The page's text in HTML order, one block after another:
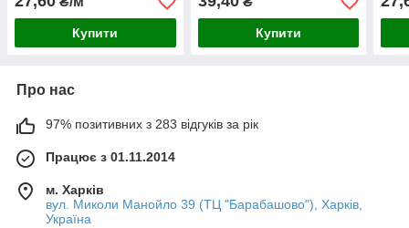
Купити Купити
Про нас
97% позитивних з 283 відгуків за рік
Працює з 01.11.2014
м. Харків
вул. Миколи Манойло 39 (ТЦ "Барабашово"), Харків,
Україна